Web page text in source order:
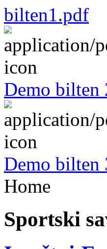
bilten1.pdf
Demo bilten
Demo bilten
Home
Sportski